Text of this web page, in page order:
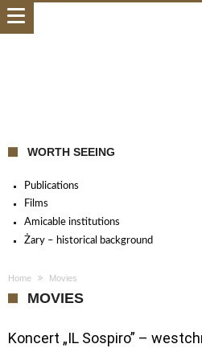
WORTH SEEING
Publications
Films
Amicable institutions
Żary – historical background
Home Movies
MOVIES
Koncert „IL Sospiro” –